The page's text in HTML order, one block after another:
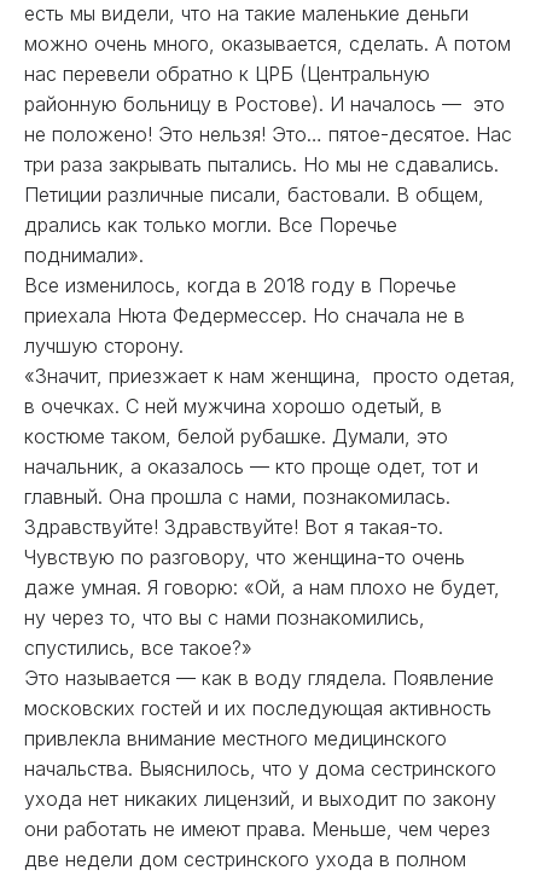
есть мы видели, что на такие маленькие деньги
можно очень много, оказывается, сделать. А потом
нас перевели обратно к ЦРБ (Центральную
районную больницу в Ростове). И началось — это
не положено! Это нельзя! Это… пятое-десятое. Нас
три раза закрывать пытались. Но мы не сдавались.
Петиции различные писали, бастовали. В общем,
дрались как только могли. Все Поречье
поднимали».
Все изменилось, когда в 2018 году в Поречье
приехала Нюта Федермессер. Но сначала не в
лучшую сторону.
«Значит, приезжает к нам женщина, просто одетая,
в очечках. С ней мужчина хорошо одетый, в
костюме таком, белой рубашке. Думали, это
начальник, а оказалось — кто проще одет, тот и
главный. Она прошла с нами, познакомилась.
Здравствуйте! Здравствуйте! Вот я такая-то.
Чувствую по разговору, что женщина-то очень
даже умная. Я говорю: «Ой, а нам плохо не будет,
ну через то, что вы с нами познакомились,
спустились, все такое?»
Это называется — как в воду глядела. Появление
московских гостей и их последующая активность
привлекла внимание местного медицинского
начальства. Выяснилось, что у дома сестринского
ухода нет никаких лицензий, и выходит по закону
они работать не имеют права. Меньше, чем через
две недели дом сестринского ухода в полном